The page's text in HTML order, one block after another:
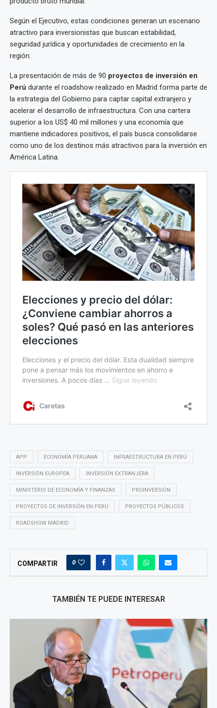
Según el Ejecutivo, estas condiciones generan un escenario
atractivo para inversionistas que buscan estabilidad,
seguridad jurídica y oportunidades de crecimiento en la
región.
La presentación de más de 90 proyectos de inversión en
Perú durante el roadshow realizado en Madrid forma parte de
la estrategia del Gobierno para captar capital extranjero y
acelerar el desarrollo de infraestructura. Con una cartera
superior a los US$ 40 mil millones y una economía que
mantiene indicadores positivos, el país busca consolidarse
como uno de los destinos más atractivos para la inversión en
América Latina.
APP ECONOMÍA PERUANA INFRAESTRUCTURA EN PERÚ
INVERSIÓN EUROPEA INVERSIÓN EXTRANJERA
MINISTERIO DE ECONOMÍA Y FINANZAS PROINVERSIÓN
PROYECTOS DE INVERSIÓN EN PERÚ PROYECTOS PÚBLICOS
ROADSHOW MADRID
COMPARTIR 0
TAMBIÉN TE PUEDE INTERESAR